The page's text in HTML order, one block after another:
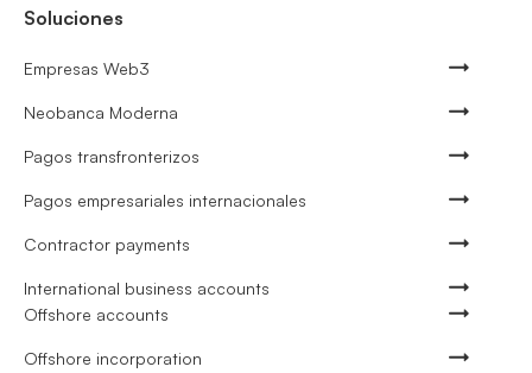
Soluciones
Empresas Web3
Neobanca Moderna
Pagos transfronterizos
Pagos empresariales internacionales
Contractor payments
International business accounts
Offshore accounts
Offshore incorporation